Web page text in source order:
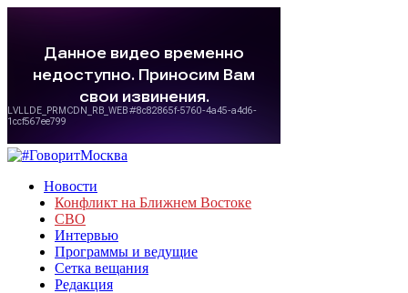
Новости
Конфликт на Ближнем Востоке
СВО
Интервью
Программы и ведущие
Сетка вещания
Редакция